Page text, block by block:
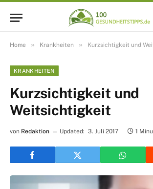
Home » Krankheiten » Kurzsichtigkeit und
KRANKHEITEN
Kurzsichtigkeit und
Weitsichtigkeit
von Redaktion Updated: 3. Juli 2017 1